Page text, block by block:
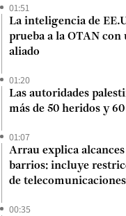
01:51
La inteligencia de
prueba a la OTAN
aliado
01:20
Las autoridades
más de 50 heridos y
01:07
Arrau explica
barrios: incluye
de telecomunicaciones
00:35